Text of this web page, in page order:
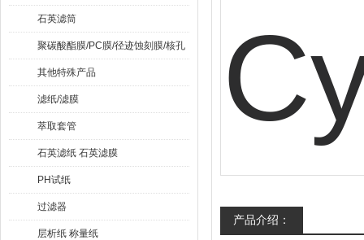
石英滤筒
聚碳酸酯膜/PC膜/径迹蚀刻膜/核孔
膜
其他特殊产品
滤纸/滤膜
萃取套管
石英滤纸 石英滤膜
PH试纸
过滤器
层析纸 称量纸
产品介绍：